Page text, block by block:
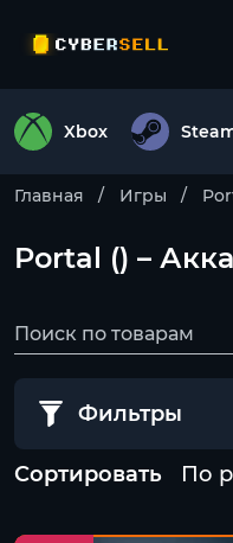
Xbox
Главная Игры
Portal () –
Фильтры
Сортировать По